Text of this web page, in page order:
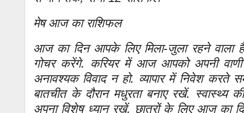
मेष आज का राशिफल
आज का दिन आपके लिए मिला-जुला रहने वाला
गोचर करेंगे. करियर में आज आपको अपनी
अनावश्यक विवाद न हो. व्यापार में निवेश
बातचीत के दौरान मधुरता बनाए रखें. स्वास्थ्य
अपना विशेष ध्यान रखें. छात्रों के लिए आज